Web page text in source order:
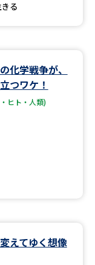
学カタログ
る
化学戦争が、
つワケ！
ヒト・人類)
えてゆく想像